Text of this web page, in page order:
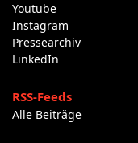
Youtube
Instagram
Pressearchiv
LinkedIn
RSS-Feeds
Alle Beiträge